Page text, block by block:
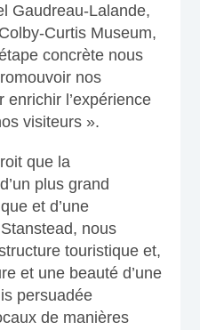
Gaudreau-Lalande,
Curtis Museum,
concrète nous
nos
l’expérience
visiteurs ».
que la
plus grand
et d’une
nous
touristique et,
et une beauté d’une
persuadée
de manières